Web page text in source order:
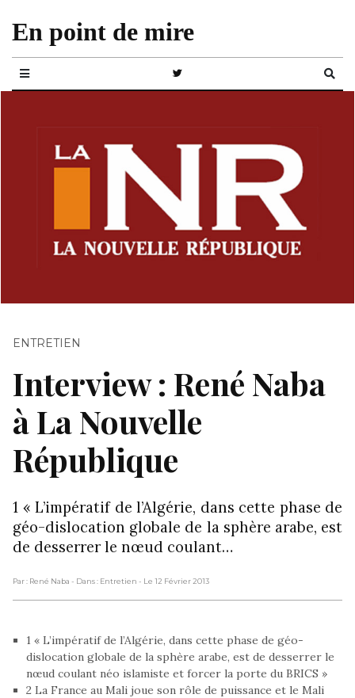
En point de mire
ENTRETIEN
Interview : René Naba
à La Nouvelle
République
1 « L’impératif de l’Algérie, dans cette phase de
géo-dislocation globale de la sphère arabe, est
de desserrer le nœud coulant…
Par : René Naba - Dans : Entretien - Le 12 Février 2013
1 « L’impératif de l’Algérie, dans cette phase de géo-
dislocation globale de la sphère arabe, est de desserrer le
nœud coulant néo islamiste et forcer la porte du BRICS »
2 La France au Mali joue son rôle de puissance et le Mali